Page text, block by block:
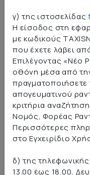
του Οργανισμού,
πλήρως.
1. Το Γενικό
απαραίτητα
λειτουργία των
παρέχει. Το
ευθύνεται για
θετική ή
χρήστης της
αδυναμία χρήσης
χρήση αυτής, από
δικτύου
γ) της ιστοσελίδας
Η είσοδος στη
με κωδικούς
που έχετε λάβει
Επιλέγοντας «Νέο
οθόνη μέσα από
πραγματοποιήσετε
απογευματινού
κριτήρια
Νομός, Φορέας
Περισσότερες
στο Εγχειρίδιο
δ) της
13.00 έως 18.00,